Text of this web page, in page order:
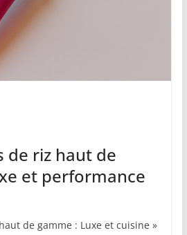
de riz haut de
et performance
de ⁢gamme ⁤: Luxe et cuisine »